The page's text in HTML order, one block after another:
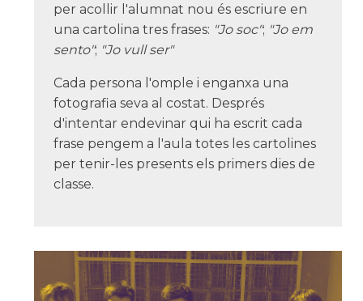
per acollir l'alumnat nou és escriure en
una cartolina tres frases: "Jo soc"; "Jo em
sento"; "Jo vull ser"
Cada persona l'omple i enganxa una
fotografia seva al costat. Després
d'intentar endevinar qui ha escrit cada
frase pengem a l'aula totes les cartolines
per tenir-les presents els primers dies de
classe.